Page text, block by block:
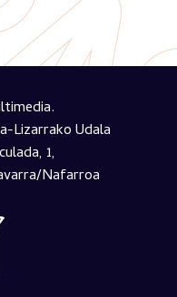
Lizarrako Udala
1,
Nafarroa